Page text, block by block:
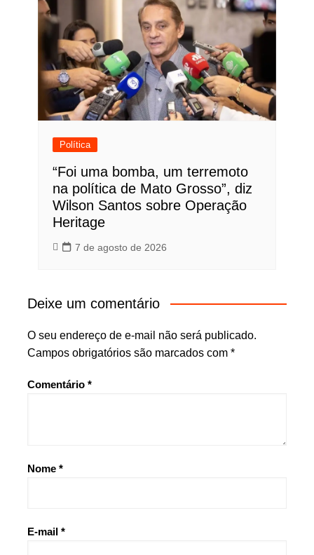
Política
“Foi uma bomba, um terremoto
na política de Mato Grosso”, diz
Wilson Santos sobre Operação
Heritage
7 de agosto de 2026
Deixe um comentário
O seu endereço de e-mail não será publicado.
Campos obrigatórios são marcados com *
Comentário *
Nome *
E-mail *